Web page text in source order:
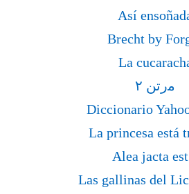
Así
Brecht by
La
۲ ﻣﺭﺗﻦ
Diccionario
La princesa está
Alea jacta
Las gallinas del